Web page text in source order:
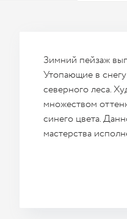
Зимний пейзаж
Утопающие в
северного леса.
множеством
синего цвета.
мастерства